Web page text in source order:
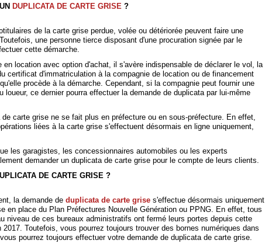
DUPLICATA DE CARTE GRISE ?
de la carte grise perdue, volée ou détériorée peuvent faire une
une personne tierce disposant d'une procuration signée par le
cette démarche.
en location avec option d'achat, il s'avère indispensable de déclarer le vol, la
certificat d'immatriculation à la compagnie de location ou de financement
procède à la démarche. Cependant, si la compagnie peut fournir une
loueur, ce dernier pourra effectuer la demande de duplicata par lui-même
carte grise ne se fait plus en préfecture ou en sous-préfecture. En effet,
liées à la carte grise s'effectuent désormais en ligne uniquement,
les garagistes, les concessionnaires automobiles ou les experts
demander un duplicata de carte grise pour le compte de leurs clients.
DE CARTE GRISE ?
la demande de duplicata de carte grise s'effectue désormais uniquement
en place du Plan Préfectures Nouvelle Génération ou PPNG. En effet, tous
niveau de ces bureaux administratifs ont fermé leurs portes depuis cette
Toutefois, vous pourrez toujours trouver des bornes numériques dans
pourrez toujours effectuer votre demande de duplicata de carte grise.